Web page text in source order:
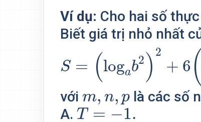
Ví dụ: Cho hai số
Biết giá trị nhỏ nhất
S = (logab2 ) 2
+ 6
S=(log ab 2)2+6(log
với m, n, p
m n,p là các số
A. T = −1.
T=− 1.